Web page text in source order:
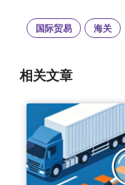
国际贸易 海关
相关文章